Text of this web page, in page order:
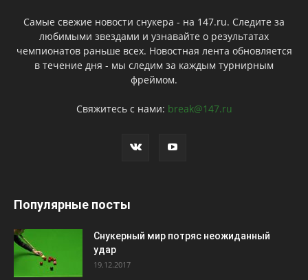
Самые свежие новости снукера - на 147.ru. Следите за
любимыми звездами и узнавайте о результатах
чемпионатов раньше всех. Новостная лента обновляется
в течение дня - мы следим за каждым турнирным
фреймом.
Свяжитесь с нами: break@147.ru
Популярные посты
Снукерный мир потряс неожиданный
удар
19.12.2017